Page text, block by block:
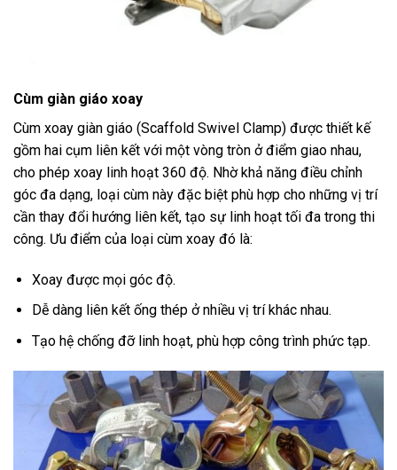
Cùm giàn giáo xoay
Cùm xoay giàn giáo (Scaffold Swivel Clamp) được thiết kế
gồm hai cụm liên kết với một vòng tròn ở điểm giao nhau,
cho phép xoay linh hoạt 360 độ. Nhờ khả năng điều chỉnh
góc đa dạng, loại cùm này đặc biệt phù hợp cho những vị trí
cần thay đổi hướng liên kết, tạo sự linh hoạt tối đa trong thi
công. Ưu điểm của loại cùm xoay đó là:
Xoay được mọi góc độ.
Dễ dàng liên kết ống thép ở nhiều vị trí khác nhau.
Tạo hệ chống đỡ linh hoạt, phù hợp công trình phức tạp.